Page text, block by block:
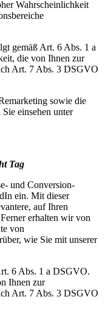
Wahrscheinlichkeit
gemäß Art. 6 Abs. 1 a
die von Ihnen zur
Art. 7 Abs. 3 DSGVO
sowie die
einsehen unter
Tag
und Conversion-
ein. Mit dieser
auf Ihren
erhalten wir von
von
wie Sie mit unserer
6 Abs. 1 a DSGVO.
Ihnen zur
Art. 7 Abs. 3 DSGVO